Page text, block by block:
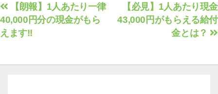
投
稿
ナ
ゲ
【必見】1人あたり現金
43,000円がもらえる給付
金とは？
【朗報】1人あたり一律
40,000円分の現金がもら
えます!!